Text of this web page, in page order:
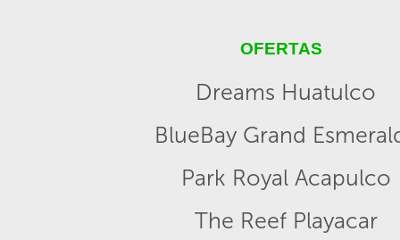
OFERTAS
Dreams Huatulco
BlueBay Grand
Park Royal Acapulco
The Reef Playacar